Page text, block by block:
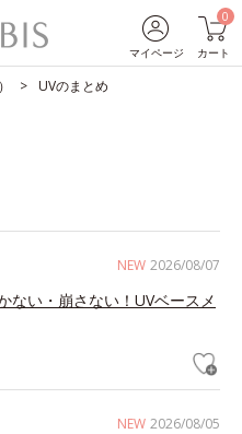
マイページ
0
カート
UVのまとめ
NEW 2026/08/07
ない・崩さない！UVベースメ
NEW 2026/08/05